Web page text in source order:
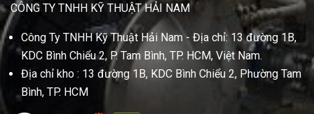
CÔNG TY TNHH KỸ THUẬT HẢI NAM
Công Ty TNHH Kỹ Thuật Hải Nam - Địa chỉ: 13 đường 1B,
KDC Bình Chiểu 2, P. Tam Bình, TP. HCM, Việt Nam.
Địa chỉ kho : 13 đường 1B, KDC Bình Chiểu 2, Phường Tam
Bình, TP. HCM